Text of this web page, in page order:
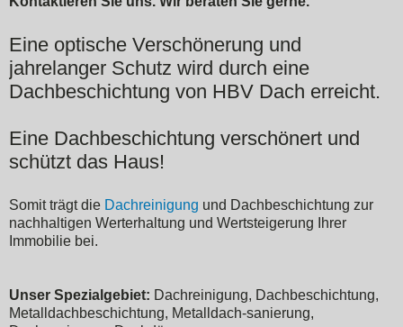
Eine optische Verschönerung und
jahrelanger Schutz wird durch eine
Dachbeschichtung von HBV Dach erreicht.
Eine Dachbeschichtung verschönert und
schützt das Haus!
Somit trägt die Dachreinigung und Dachbeschichtung zur
nachhaltigen Werterhaltung und Wertsteigerung Ihrer
Immobilie bei.
Unser Spezialgebiet: Dachreinigung, Dachbeschichtung,
Metalldachbeschichtung, Metalldach-sanierung,